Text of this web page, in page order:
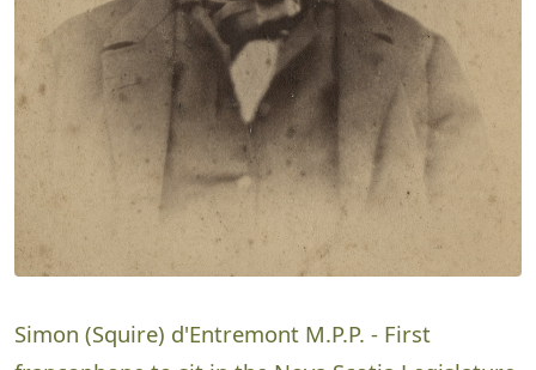
Simon (Squire) d'Entremont M.P.P. - First